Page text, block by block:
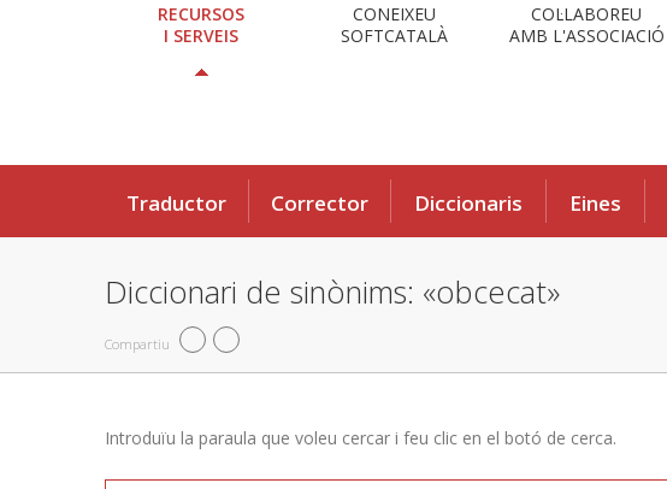
RECURSOS
I SERVEIS
CONEIXEU
SOFTCATALÀ
COL·LABOREU
AMB L'ASSOCIACIÓ
Traductor Corrector Diccionaris Eines
Diccionari de sinònims: «obcecat»
Compartiu
Introduïu la paraula que voleu cercar i feu clic en el botó de cerca.